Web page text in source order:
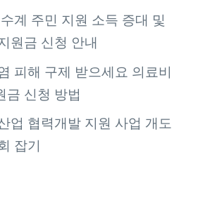
계 주민 지원 소득 증대 및
원금 신청 안내
피해 구제 받으세요 의료비
금 신청 방법
업 협력개발 지원 사업 개도
잡기